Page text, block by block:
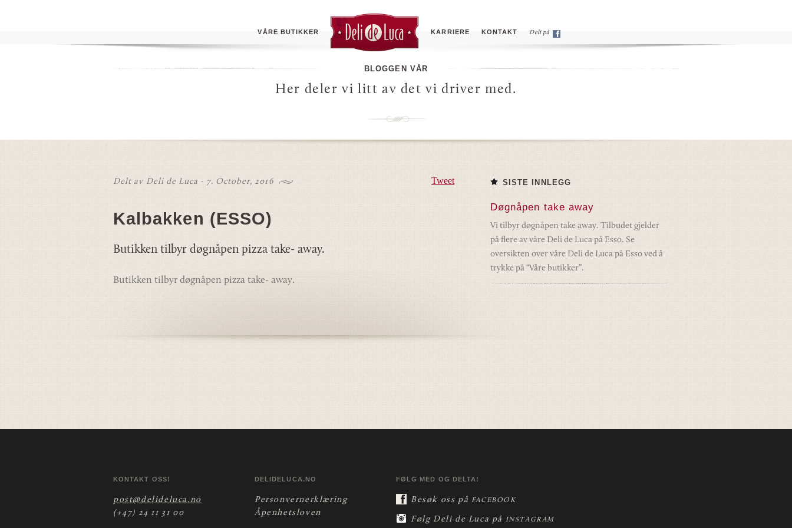
VÅRE BUTIKKER KARRIERE KONTAKT Deli på
BLOGGEN VÅR
Her deler vi litt av det vi driver med.
Delt av Deli de Luca · 7. October, 2016 Tweet
Kalbakken (ESSO)
Butikken tilbyr døgnåpen pizza take- away.
Butikken tilbyr døgnåpen pizza take- away.
SISTE INNLEGG
Døgnåpen take away
Vi tilbyr døgnåpen take away. Tilbudet gjelder
på flere av våre Deli de Luca på Esso. Se
oversikten over våre Deli de Luca på Esso ved å
trykke på “Våre butikker”.
KONTAKT OSS!
post@delideluca.no
(+47) 24 11 31 00
DELIDELUCA.NO
Personvernerklæring
Åpenhetsloven
FØLG MED OG DELTA!
Besøk oss på FACEBOOK
Følg Deli de Luca på INSTAGRAM